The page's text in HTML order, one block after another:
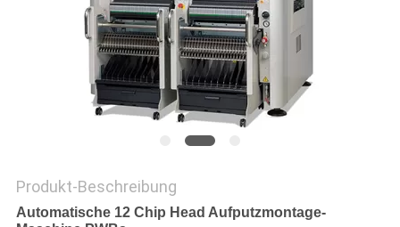
PRIVACY
Produkt-Beschreibung
Automatische 12 Chip Head Aufputzmontage-